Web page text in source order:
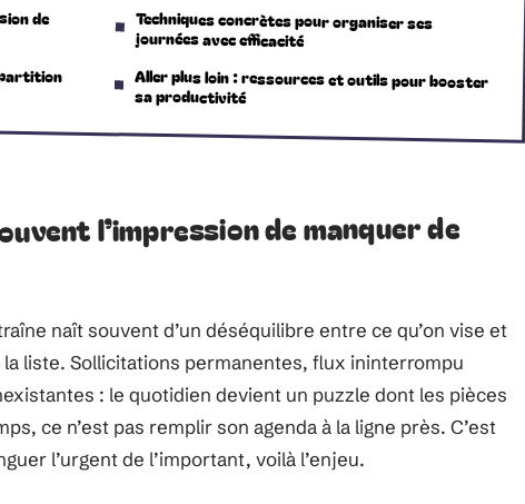
de Techniques concrètes pour organiser ses
journées avec efficacité
Aller plus loin : ressources et outils pour booster
sa productivité
l’impression de manquer de
naît souvent d’un déséquilibre entre ce qu’on vise et
liste. Sollicitations permanentes, flux ininterrompu
: le quotidien devient un puzzle dont les pièces
ce n’est pas remplir son agenda à la ligne près. C’est
l’urgent de l’important, voilà l’enjeu.